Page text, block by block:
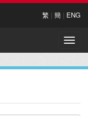
繁 | 簡 | ENG
Toggle